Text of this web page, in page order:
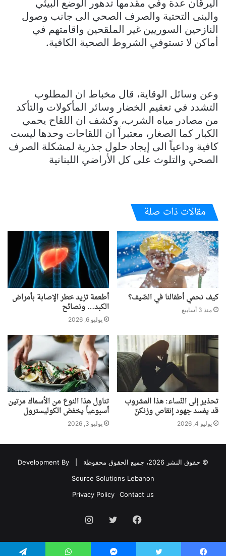
اليرقان عدة وفي مقدمها تدهور الوضع البيئي
والبنى التحتية والصرف الصحي الى جانب وصول
النازحين السوريين غير الملقحين واقامتهم في
أماكن لا تستوفي الشروط الصحية الكافية.
وعن وسائل الوقاية، قال مخباط ان المطلوب
التشدد في تعقيم الخضار وسائر المأكولات والتأكد
من مصادر مياه الشرب، وكشف ان اللقاح يحمي
الكبار كما الصغار، معتبراً ان اللقاحات وحدها ليست
كافية وداعياً الى إيجاد حلول جذرية لمشكلة الصرف
الصحي والتلوث على كل الأراضي اللبنانية
مقالات ذات صلة
كيف نحمي أطفالنا في الصّيف؟
منذ 3 أسابيع
أطعمة تزيد خطر الإصابة بأمراض
الكبد… ونصائح
يوليو 6, 2026
تحذير إلى النّساء: هذا المشروب
قد يفسد جهود إنقاص وزنكنّ
يوليو 4, 2026
تناول هذا النوع من الأسماك مرتين
أسبوعياً يخفض الكوليسترول
يوليو 3, 2026
© حقوق النشر 2026، جميع الحقوق محفوظة |
Development By
Source Solutions Lebanon
Contact us
Privacy Policy
فيسبوك تويتر انستقرام